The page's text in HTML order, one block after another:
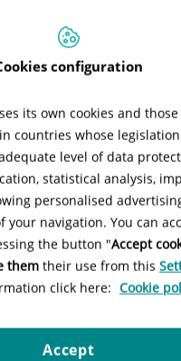
de salud
desde todas las
configuration
its own cookies and
countries whose
level of data
statistical analysis,
personalised
your navigation. You can
the button "Accept
them their use from this
click here: Cookie
Accept